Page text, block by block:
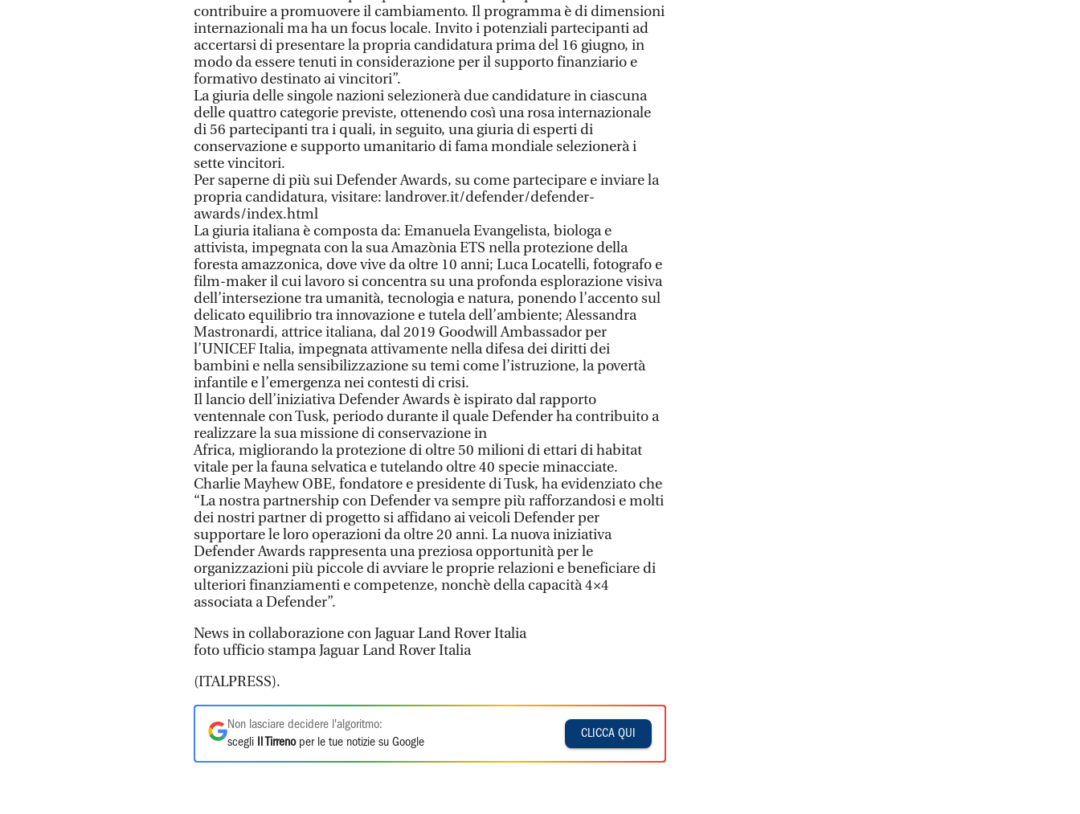
contribuire a promuovere il cambiamento. Il programma è di dimensioni
internazionali ma ha un focus locale. Invito i potenziali partecipanti ad
accertarsi di presentare la propria candidatura prima del 16 giugno, in
modo da essere tenuti in considerazione per il supporto finanziario e
formativo destinato ai vincitori”.
La giuria delle singole nazioni selezionerà due candidature in ciascuna
delle quattro categorie previste, ottenendo così una rosa internazionale
di 56 partecipanti tra i quali, in seguito, una giuria di esperti di
conservazione e supporto umanitario di fama mondiale selezionerà i
sette vincitori.
Per saperne di più sui Defender Awards, su come partecipare e inviare la
propria candidatura, visitare: landrover.it/defender/defender-
awards/index.html
La giuria italiana è composta da: Emanuela Evangelista, biologa e
attivista, impegnata con la sua Amazònia ETS nella protezione della
foresta amazzonica, dove vive da oltre 10 anni; Luca Locatelli, fotografo e
film-maker il cui lavoro si concentra su una profonda esplorazione visiva
dell’intersezione tra umanità, tecnologia e natura, ponendo l’accento sul
delicato equilibrio tra innovazione e tutela dell’ambiente; Alessandra
Mastronardi, attrice italiana, dal 2019 Goodwill Ambassador per
l’UNICEF Italia, impegnata attivamente nella difesa dei diritti dei
bambini e nella sensibilizzazione su temi come l’istruzione, la povertà
infantile e l’emergenza nei contesti di crisi.
Il lancio dell’iniziativa Defender Awards è ispirato dal rapporto
ventennale con Tusk, periodo durante il quale Defender ha contribuito a
realizzare la sua missione di conservazione in
Africa, migliorando la protezione di oltre 50 milioni di ettari di habitat
vitale per la fauna selvatica e tutelando oltre 40 specie minacciate.
Charlie Mayhew OBE, fondatore e presidente di Tusk, ha evidenziato che
“La nostra partnership con Defender va sempre più rafforzandosi e molti
dei nostri partner di progetto si affidano ai veicoli Defender per
supportare le loro operazioni da oltre 20 anni. La nuova iniziativa
Defender Awards rappresenta una preziosa opportunità per le
organizzazioni più piccole di avviare le proprie relazioni e beneficiare di
ulteriori finanziamenti e competenze, nonchè della capacità 4×4
associata a Defender”.
News in collaborazione con Jaguar Land Rover Italia
foto ufficio stampa Jaguar Land Rover Italia
(ITALPRESS).
Non lasciare decidere l'algoritmo:
scegli
Il Tirrenoper le tue notizie su Google
CLICCA QUI